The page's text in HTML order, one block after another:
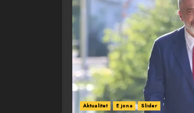
Aktualitet E jona Slider